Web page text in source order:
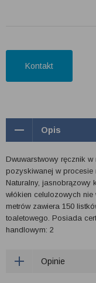
Kontakt
Opis
Dwuwarstwowy ręcznik
pozyskiwanej w procesie
Naturalny, jasnobrązowy
włókien celulozowych
metrów zawiera 150
toaletowego. Posiada
handlowym: 2
Opinie